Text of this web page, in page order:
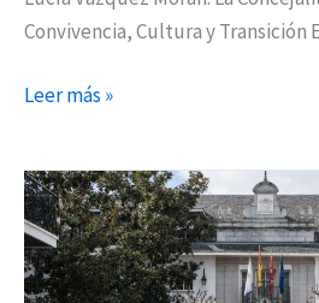
Convivencia, Cultura y
Leer más »
Majadahonda
pone
en
marcha